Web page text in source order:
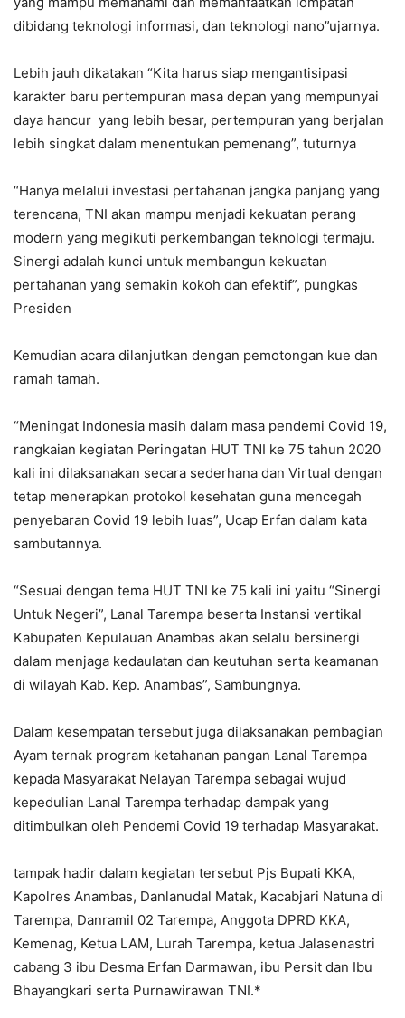
dibidang teknologi informasi, dan teknologi nano”ujarnya.
Lebih jauh dikatakan “Kita harus siap mengantisipasi
karakter baru pertempuran masa depan yang mempunyai
daya hancur yang lebih besar, pertempuran yang berjalan
lebih singkat dalam menentukan pemenang”, tuturnya
“Hanya melalui investasi pertahanan jangka panjang yang
terencana, TNI akan mampu menjadi kekuatan perang
modern yang megikuti perkembangan teknologi termaju.
Sinergi adalah kunci untuk membangun kekuatan
pertahanan yang semakin kokoh dan efektif”, pungkas
Presiden
Kemudian acara dilanjutkan dengan pemotongan kue dan
ramah tamah.
“Meningat Indonesia masih dalam masa pendemi Covid 19,
rangkaian kegiatan Peringatan HUT TNI ke 75 tahun 2020
kali ini dilaksanakan secara sederhana dan Virtual dengan
tetap menerapkan protokol kesehatan guna mencegah
penyebaran Covid 19 lebih luas”, Ucap Erfan dalam kata
sambutannya.
“Sesuai dengan tema HUT TNI ke 75 kali ini yaitu “Sinergi
Untuk Negeri”, Lanal Tarempa beserta Instansi vertikal
Kabupaten Kepulauan Anambas akan selalu bersinergi
dalam menjaga kedaulatan dan keutuhan serta keamanan
di wilayah Kab. Kep. Anambas”, Sambungnya.
Dalam kesempatan tersebut juga dilaksanakan pembagian
Ayam ternak program ketahanan pangan Lanal Tarempa
kepada Masyarakat Nelayan Tarempa sebagai wujud
kepedulian Lanal Tarempa terhadap dampak yang
ditimbulkan oleh Pendemi Covid 19 terhadap Masyarakat.
tampak hadir dalam kegiatan tersebut Pjs Bupati KKA,
Kapolres Anambas, Danlanudal Matak, Kacabjari Natuna di
Tarempa, Danramil 02 Tarempa, Anggota DPRD KKA,
Kemenag, Ketua LAM, Lurah Tarempa, ketua Jalasenastri
cabang 3 ibu Desma Erfan Darmawan, ibu Persit dan Ibu
Bhayangkari serta Purnawirawan TNI.*